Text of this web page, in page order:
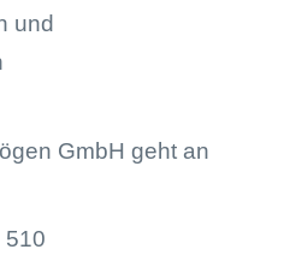
und
GmbH geht an
510